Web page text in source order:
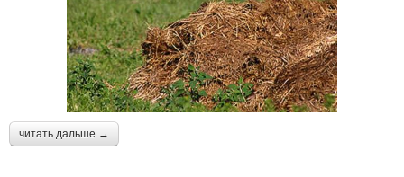
читать дальше →